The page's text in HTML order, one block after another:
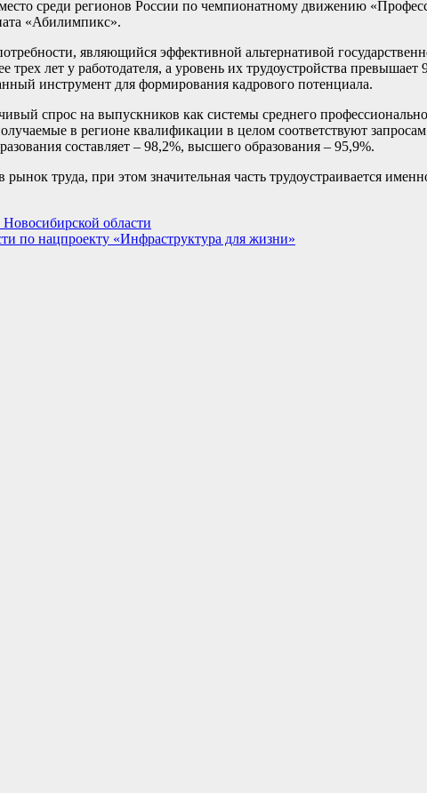
среди регионов России по чемпионатному движению
«Абилимпикс».
являющийся эффективной альтернативой
лет у работодателя, а уровень их трудоустройства превышает
инструмент для формирования кадрового потенциала.
спрос на выпускников как системы среднего
в регионе квалификации в целом соответствуют
составляет – 98,2%, высшего образования – 95,9%.
труда, при этом значительная часть трудоустраивается
области
по нацпроекту «Инфраструктура для жизни»